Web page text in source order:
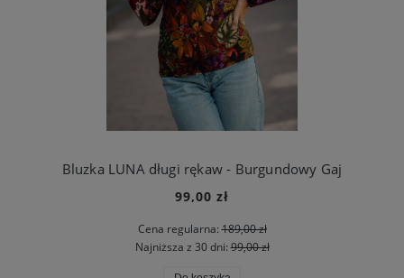
Bluzka LUNA długi rękaw - Burgundowy Gaj
99,00 zł
Cena regularna:189,00 zł
Najniższa z 30 dni:99,00 zł